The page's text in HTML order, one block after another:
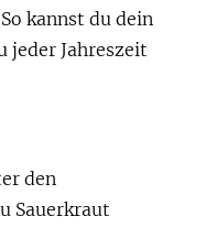
kannst du dein
jeder Jahreszeit
den
Sauerkraut